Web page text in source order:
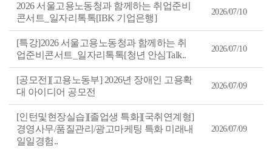
2026 서울고용노동청과 함께하는 취업준비
콘서트_일자리톡톡[IBK 기업은행]
2026/07/10
[특강]2026 서울고용노동청과 함께하는 취
업준비콘서트_일자리톡톡[청년 안심Talk..
2026/07/10
[공모전][고용노동부] 2026년 장애인 고용확
대 아이디어 공모전
2026/07/09
[인턴및현장실습][졸업생 특화][국취연계형]
경영사무/품질관리/광고마케팅 특화 미래내
일일경험..
2026/07/09